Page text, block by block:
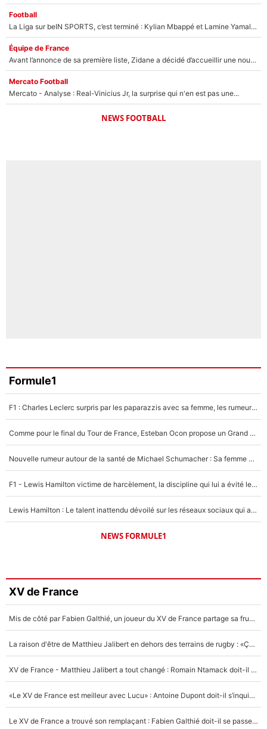
Football
La Liga sur beIN SPORTS, c’est terminé : Kylian Mbappé et Lamine Yamal changent de chaîne, «le moment était venu d'ouvrir un nouveau chapitre»
Équipe de France
Avant l’annonce de sa première liste, Zidane a décidé d’accueillir une nouvelle tête en équipe de France
Mercato Football
Mercato - Analyse : Real-Vinicius Jr, la surprise qui n'en est pas une...
NEWS FOOTBALL
Formule1
F1 : Charles Leclerc surpris par les paparazzis avec sa femme, les rumeurs étaient vraies !
Comme pour le final du Tour de France, Esteban Ocon propose un Grand Prix de Formule 1 à Paris : «Autour de l’Arc de Triomphe, ce serait génial» !
Nouvelle rumeur autour de la santé de Michael Schumacher : Sa femme Corinna sort du silence
F1 - Lewis Hamilton victime de harcèlement, la discipline qui lui a évité le pire : «J'aurais probablement mal tourné»
Lewis Hamilton : Le talent inattendu dévoilé sur les réseaux sociaux qui a impressionné Kim Kardashian pendant leurs vacances en amoureux !
NEWS FORMULE1
XV de France
Mis de côté par Fabien Galthié, un joueur du XV de France partage sa frustration : «ils ne me l’ont pas dit tout de suite»
La raison d'être de Matthieu Jalibert en dehors des terrains de rugby : «Ça m'atteint autant que si tu touches à un membre de ma famille»
XV de France - Matthieu Jalibert a tout changé : Romain Ntamack doit-il s’inquiéter pour sa place à un an de la Coupe du monde ?
«Le XV de France est meilleur avec Lucu» : Antoine Dupont doit-il s’inquiéter pour sa place ?
Le XV de France a trouvé son remplaçant : Fabien Galthié doit-il se passer d'Antoine Dupont ?